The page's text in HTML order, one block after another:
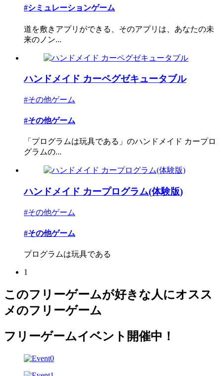
#シミュレーションゲーム
道を敷きアプリができる、そのアプリは、あなたの未
来のノン...
ハンドメイド カーペグゼキュータブル
#その他ゲーム
#その他ゲーム
「プログラムは玩具である」のハンドメイド カープロ
グラムの...
ハンドメイド カープログラム(体験版)
#その他ゲーム
#その他ゲーム
プログラムは玩具である
1
このフリーゲームが好きな人にオスス
メのフリーゲーム
フリーゲームイベント開催中！